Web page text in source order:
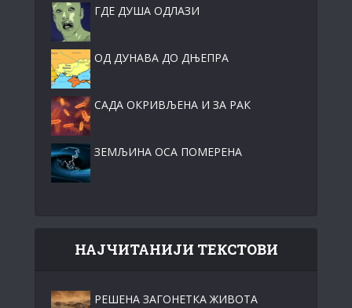
ГДЕ ДУША ОДЛАЗИ
ОД ДУНАВА ДО ДЊЕПРА
САДА ОКРИВЉЕНА И ЗА РАК
ЗЕМЉИНА ОСА ПОМЕРЕНА
НАЈЧИТАНИЈИ ТЕКСТОВИ
РЕШЕНА ЗАГОНЕТКА ЖИВОТА